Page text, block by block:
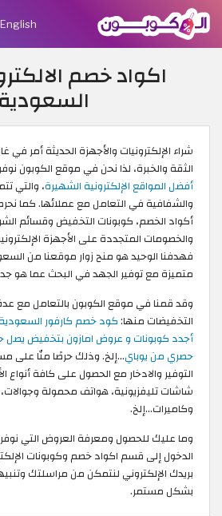
English
اكواد خصم
السعودية
شراء الإلكترونيات والأجهزة الحديثة أمر في
الثقة والخبرة، لذا نحن في موقع الكوبون
أفضل المواقع الإلكترونية الشهيرة، والتي
والشفافية في التعامل مع عملائها. كما
أكواد الخصم، كوبونات التخفيض وقسائم
فهدفنا الوحيد هو منح زوار موقعنا من
متميزة مع توفير الجهد في البحث عما هو
وقد قمنا في موقع الكوبون بالتعامل مع
التخفيضات منها:كود خصم كارفور
أجدد كوبونات و عروض امازون بتخفيض يصل حتى
حصري من يوباي...إلخ. وذلك حرصًا منّا على
التوفير والادخار مع الحصول على كافة أنواع
شاشات تليفزيونية، هواتف محمولة
وكاميرات...إلخ.
وما عليك للحصول ومعرفة العروض التي
بريدك الإلكتروني لنتمكن من مراسلتك
بشكل مستمر.